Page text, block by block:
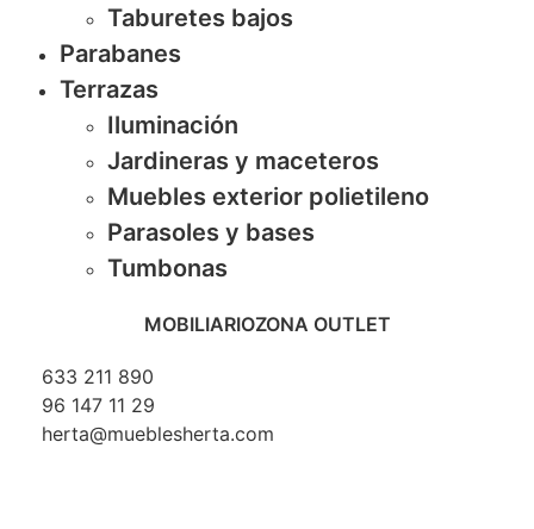
Taburetes bajos
Parabanes
Terrazas
Iluminación
Jardineras y maceteros
Muebles exterior polietileno
Parasoles y bases
Tumbonas
MOBILIARIOZONA OUTLET
633 211 890
96 147 11 29
herta@mueblesherta.com